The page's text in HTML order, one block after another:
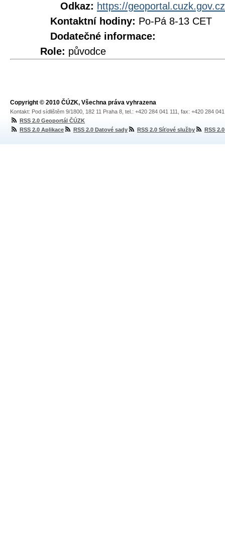
Odkaz: https://
Kontaktní hodiny: Po-Pá 8-13 CET
Dodatečné informace:
Role: původce
Copyright © 2010 ČÚZK, Všechna práva vyhrazena
Kontakt: Pod sídlištěm 9/1800, 182 11 Praha 8, tel.: +420 284 041 111, fax: +420 284
RSS 2.0 Geoportál ČÚZK
RSS 2.0 Aplikace
RSS 2.0 Datové sady RSS 2.0 Síťové služby RSS